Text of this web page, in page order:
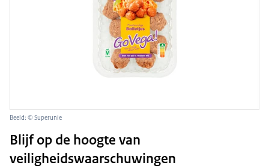
Beeld: © Superunie
Blijf op de hoogte van
veiligheidswaarschuwingen